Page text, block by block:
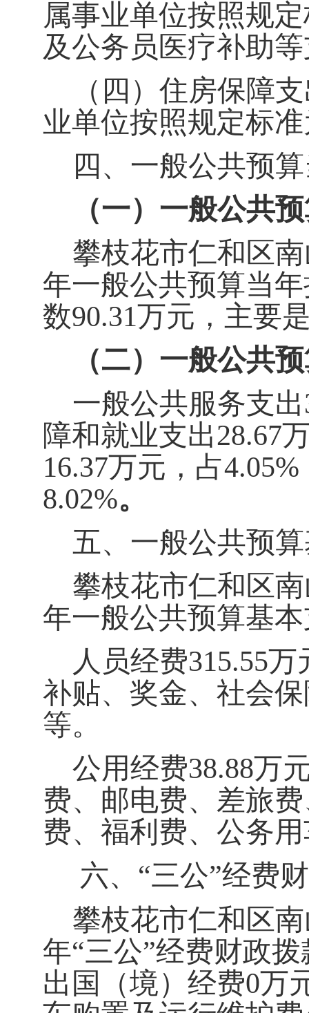
属事业单位按照规
及公务员医疗补助
（四）住房保障
业单位按照规定标
四、一般公共预
（一）一般公共
攀枝花市仁和区
年一般公共预算当
数90.31万元，主要
（二）一般公共
一般公共服务支
障和就业支出28.67
16.37万元，占
8.02%。
五、一般公共预
攀枝花市仁和区
年一般公共预算基
人员经费315.55
补贴、奖金、社会
等。
公用经费38.88万
费、邮电费、差旅
费、福利费、公务
六、“三公”经费
攀枝花市仁和区
年“三公”经费财政
出国（境）经费0万